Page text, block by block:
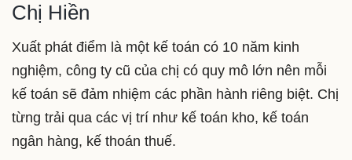
Chị Hiền
Xuất phát điểm là một kế toán có 10 năm kinh
nghiệm, công ty cũ của chị có quy mô lớn nên mỗi
kế toán sẽ đảm nhiệm các phần hành riêng biệt. Chị
từng trải qua các vị trí như kế toán kho, kế toán
ngân hàng, kế thoán thuế.